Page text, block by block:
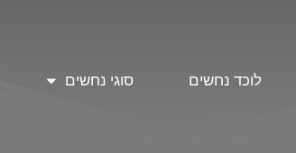
לוכד נחשים סוגי נחשים